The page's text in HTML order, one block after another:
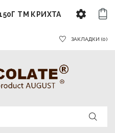
ЗАКЛАДКИ (0)
ТМ КРИХТА